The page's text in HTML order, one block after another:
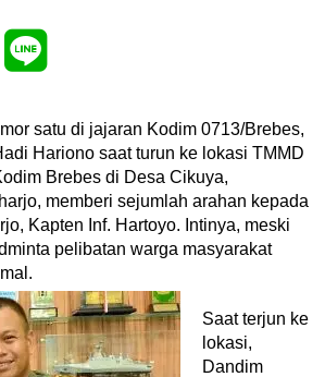
satu di jajaran Kodim 0713/Brebes,
Hariono saat turun ke lokasi TMMD
Brebes di Desa Cikuya,
memberi sejumlah arahan kepada
Kapten Inf. Hartoyo. Intinya, meski
pelibatan warga masyarakat
Saat terjun ke
lokasi,
Dandim